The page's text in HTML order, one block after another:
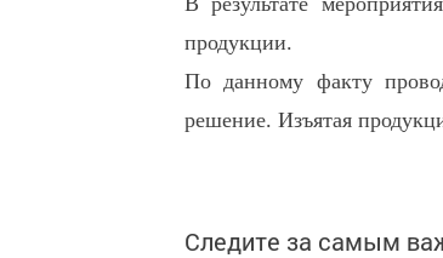
продукции.
По данному факту
решение. Изъятая
Следите за самым